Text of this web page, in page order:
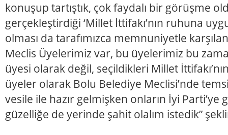
konuşup tartıştık, çok faydalı bir görüşme
gerçekleştirdiği ‘Millet İttifakı’nın ruhuna
olması da tarafımızca memnuniyetle
Meclis Üyelerimiz var, bu üyelerimiz bu
üyesi olarak değil, seçildikleri Millet
üyeler olarak Bolu Belediye Meclisi’nde
vesile ile hazır gelmişken onların İyi Parti’ye
güzelliğe de yerinde şahit olalım istedik”